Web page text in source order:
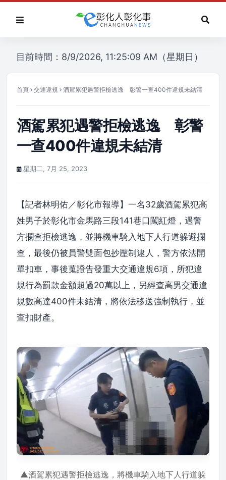
目前時間：8/9/2026, 11:25:09 AM（星期日）
首頁 交通違規 酒駕累犯遇警拒檢逃逸 彰警一查400件違規未結清
酒駕累犯遇警拒檢逃逸 彰警
一查400件違規未結清
星期二, 7月 25, 2023
【記者林明佑／彰化市報導】一名32歲酒駕累犯高
姓男子於彰化市金馬路三段141巷口闖紅燈，遇警
方攔查拒檢逃逸，並將機車騎入地下人行道躲避攔
查，最後仍被員警雙面包抄壓制逮人，警方依法開
單扣車，事後蒐證告發重大交通違規6項，所犯違
規行為罰款金額超過20萬以上，另經查高男交通違
規數高達400件未結清，將依法移送強制執行，並
查扣財產。
▲酒駕累犯遇警拒檢逃逸，將機車騎入地下人行道躲